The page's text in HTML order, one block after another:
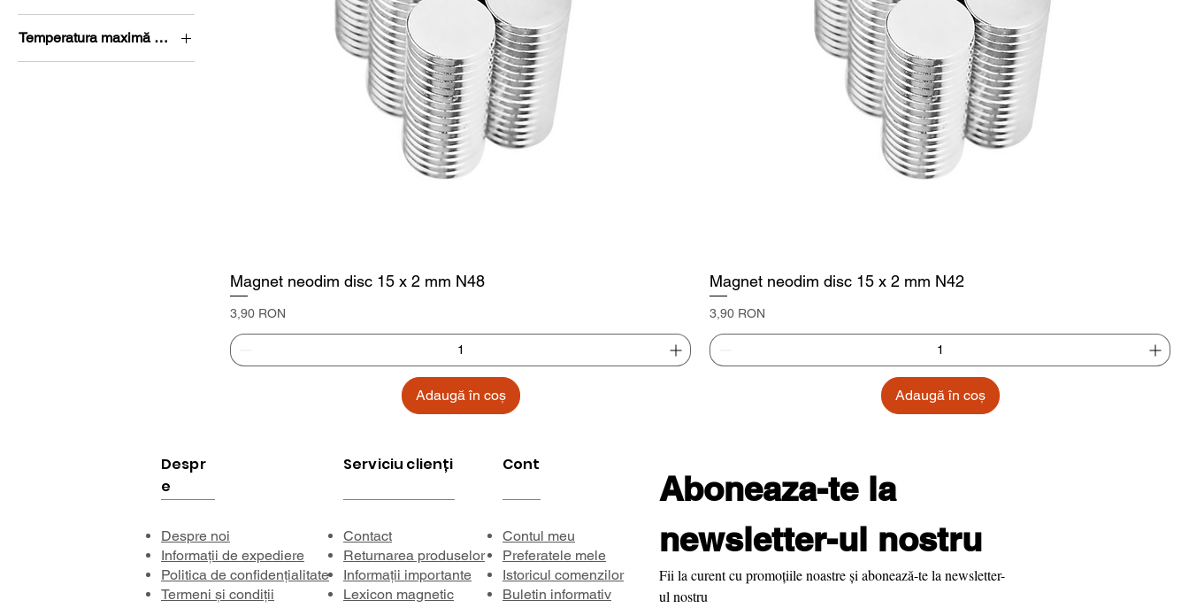
G 0-5 mm
Temperatura maximă de lucru
80 °C
Magnet neodim disc 15 x 2 mm N48
Preț
3,90 RON
Adaugă în coș
Magnet neodim disc 15 x 2 mm N42
Preț
3,90 RON
Adaugă în coș
Despr
e
Despre noi
Informații de expediere
Politica de confidențialitate
Termeni și condiții
Serviciu clienți
Contact
Returnarea produselor
Informații importante
Lexicon magnetic
Cont
Contul meu
Preferatele mele
Istoricul comenzilor
Buletin informativ
Aboneaza-te la
newsletter-ul nostru
Fii la curent cu promoțiile noastre și abonează-te la newsletter-
ul nostru